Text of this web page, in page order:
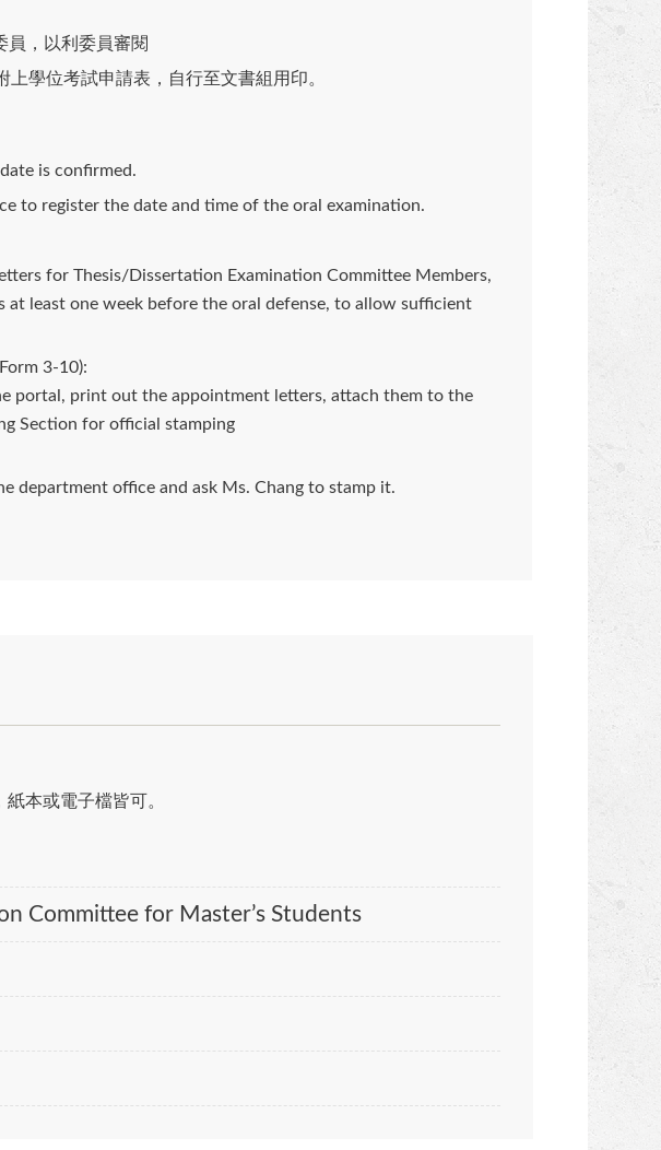
員，以利委員審閱
學位考試申請表，自行至文書組用印。
is confirmed.
to register the date and time of the oral examination.
for Thesis/Dissertation Examination Committee Members,
least one week before the oral defense, to allow sufficient
3-10):
portal, print out the appointment letters, attach them to the
Section for official stamping
department office and ask Ms. Chang to stamp it.
本或電子檔皆可。
Committee for Master’s Students